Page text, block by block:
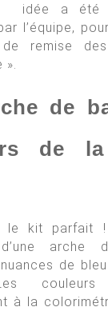
idée a été
l’équipe,
de remise
».
de
de
le kit parfait
arche
de
couleurs
à la